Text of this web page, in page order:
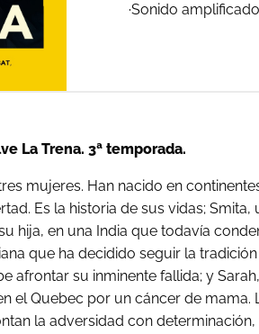
·Sonido amplificado
La Trena. 3ª temporada.
mujeres. Han nacido en
Es la historia de sus vidas;
hija, en una India que todavía
que ha decidido seguir la
afrontar su inminente fallida; y
el Quebec por un cáncer de mama.
la adversidad con